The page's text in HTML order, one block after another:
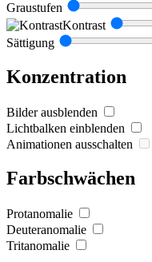
Graustufen
Kontrast
Sättigung
Konzentration
Bilder ausblenden
Lichtbalken einblenden
Animationen ausschalten
Farbschwächen
Protanomalie
Deuteranomalie
Tritanomalie